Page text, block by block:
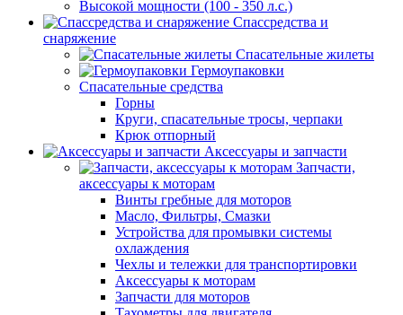
Высокой мощности (100 - 350 л.с.)
Спассредства и
снаряжение
Спасательные жилеты
Гермоупаковки
Спасательные средства
Горны
Круги, спасательные тросы, черпаки
Крюк отпорный
Аксессуары и запчасти
Запчасти,
аксессуары к моторам
Винты гребные для моторов
Масло, Фильтры, Смазки
Устройства для промывки системы
охлаждения
Чехлы и тележки для транспортировки
Аксессуары к моторам
Запчасти для моторов